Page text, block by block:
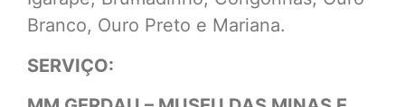
Branco, Ouro Preto e Mariana.
SERVIÇO: